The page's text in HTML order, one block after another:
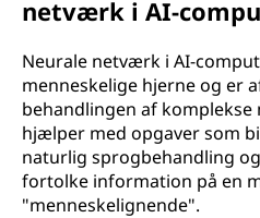
netværk i AI-
Neurale netværk i AI-
menneskelige hjerne og er
behandlingen af komplekse
hjælper med opgaver som
naturlig sprogbehandling
fortolke information på en
"menneskelignende".